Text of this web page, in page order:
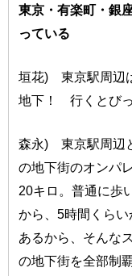
東京・有楽町・銀
っている
垣花) 東京駅周辺
地下！ 行くとびっ
森永) 東京駅周辺
の地下街のオンパ
20キロ。普通に歩
から、5時間くら
あるから、そんな
の地下街を全部制